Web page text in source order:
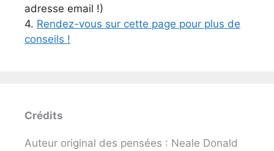
adresse email !)
4. Rendez-vous sur cette page pour plus de
conseils !
Crédits
Auteur original des pensées : Neale Donald